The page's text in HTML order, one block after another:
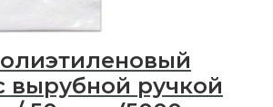
вырубной ручкой